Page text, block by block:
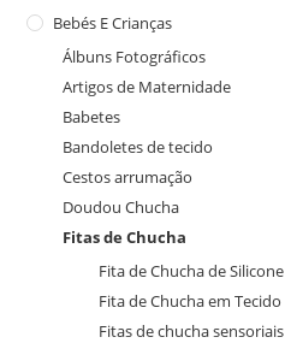
Bebés E Crianças
Álbuns Fotográficos
Artigos de Maternidade
Babetes
Bandoletes de tecido
Cestos arrumação
Doudou Chucha
Fitas de Chucha
Fita de Chucha de Silicone
Fita de Chucha em Tecido
Fitas de chucha sensoriais